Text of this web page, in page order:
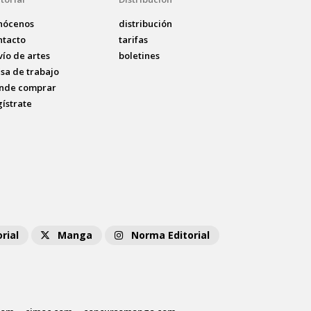
de artes
de trabajo
comprar
distribución
tarifas
boletines
Manga
Norma Editorial